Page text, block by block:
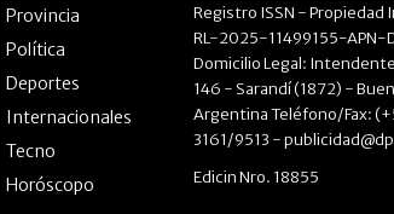
Provincia
Política
Deportes
Internacionales
Tecno
Horóscopo
Registro ISSN - Propiedad
RL-2025-11499155-APN-
Domicilio Legal:
146 - Sarandí (1872) -
Argentina Teléfono/Fax:
3161/9513 -
Edicin Nro. 18855